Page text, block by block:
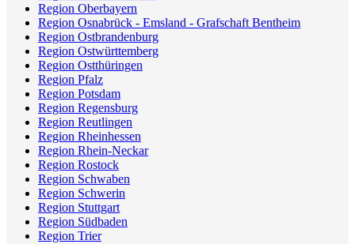
Region Oberbayern
Region Osnabrück - Emsland - Grafschaft Bentheim
Region Ostbrandenburg
Region Ostwürttemberg
Region Ostthüringen
Region Pfalz
Region Potsdam
Region Regensburg
Region Reutlingen
Region Rheinhessen
Region Rhein-Neckar
Region Rostock
Region Schwaben
Region Schwerin
Region Stuttgart
Region Südbaden
Region Trier